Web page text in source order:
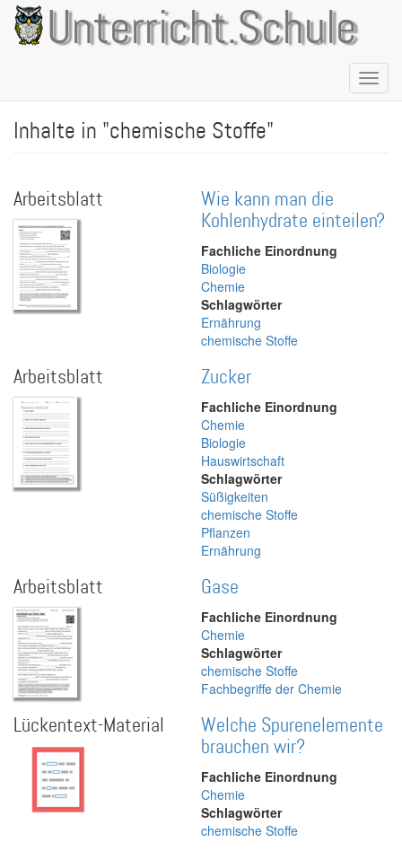
Direkt
zum
Inhalt
Unterricht.Schule
Inhalte in "chemische Stoffe"
Arbeitsblatt
Wie kann man die
Kohlenhydrate einteilen?
Fachliche Einordnung
Biologie
Chemie
Schlagwörter
Ernährung
chemische Stoffe
Arbeitsblatt Zucker
Fachliche Einordnung
Chemie
Biologie
Hauswirtschaft
Schlagwörter
Süßigkeiten
chemische Stoffe
Pflanzen
Ernährung
Arbeitsblatt Gase
Fachliche Einordnung
Chemie
Schlagwörter
chemische Stoffe
Fachbegriffe der Chemie
Lückentext-Material
Welche Spurenelemente
brauchen wir?
Fachliche Einordnung
Chemie
Schlagwörter
chemische Stoffe